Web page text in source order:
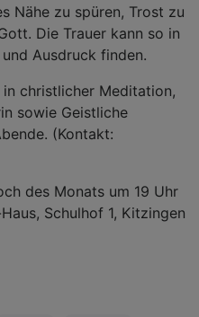
Nähe zu spüren, Trost zu
Die Trauer kann so in
Ausdruck finden.
in christlicher Meditation,
sowie Geistliche
(Kontakt:
des Monats um 19 Uhr
Schulhof 1, Kitzingen